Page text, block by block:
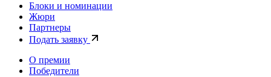
Блоки и номинации
Жюри
Партнеры
Подать заявку
О премии
Победители